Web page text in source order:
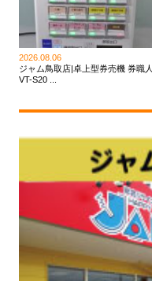
2026.08.06
ジャム鳥取店|卓上型券売機 券職人
VT-S20 ...